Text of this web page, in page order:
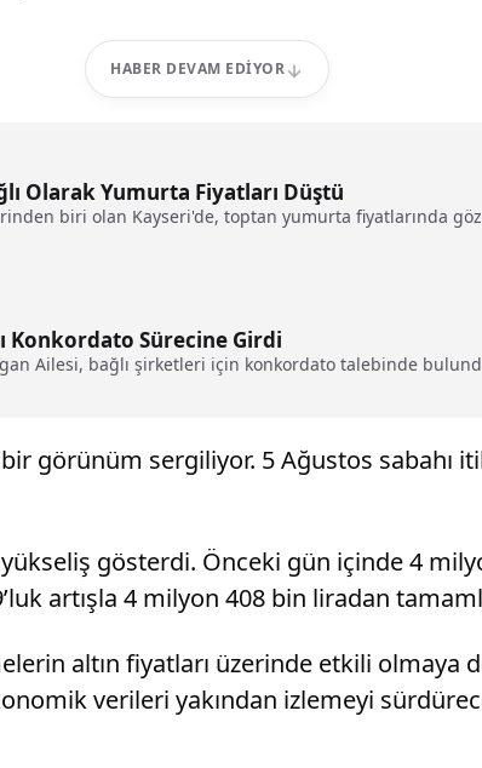
HABER DEVAM EDIYOR
Olarak Yumurta Fiyatları Düştü
biri olan Kayseri'de, toptan yumurta fiyatlarında
Konkordato Sürecine Girdi
Ailesi, bağlı şirketleri için konkordato talebinde
görünüm sergiliyor. 5 Ağustos sabahı
gösterdi. Önceki gün içinde 4
artışla 4 milyon 408 bin liradan
altın fiyatları üzerinde etkili olmaya
verileri yakından izlemeyi